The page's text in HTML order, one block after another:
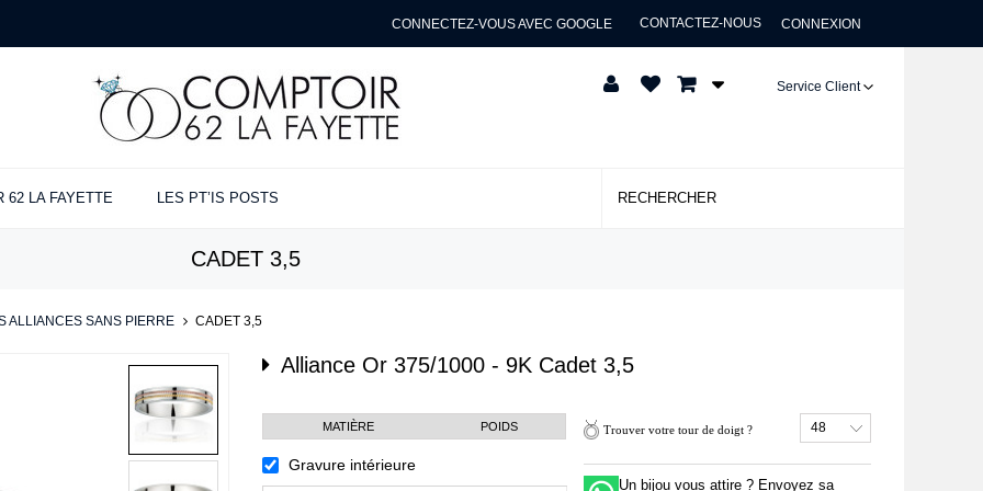
CONNEXION
CONTACTEZ-NOUS
CONNECTEZ-VOUS AVEC GOOGLE
Service Client
62 LA FAYETTE LES PT’IS POSTS
CADET 3,5
ALLIANCES SANS PIERRE CADET 3,5
Alliance Or 375/1000 - 9K Cadet 3,5
MATIÈRE POIDS
Gravure intérieure
Trouver votre tour de doigt ? 48
Un bijou vous attire ? Envoyez sa